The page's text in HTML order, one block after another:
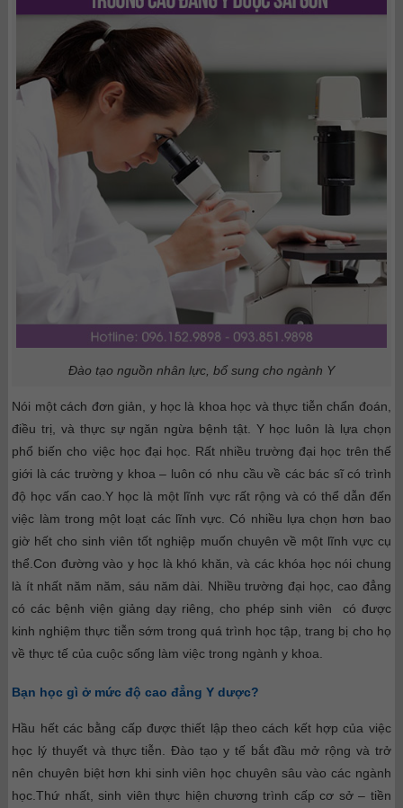
Đào tạo nguồn nhân lực, bổ sung cho ngành Y
Nói một cách đơn giản, y học là khoa học và thực tiễn chẩn đoán,
điều trị, và thực sự ngăn ngừa bệnh tật. Y học luôn là lựa chọn
phổ biến cho việc học đại học. Rất nhiều trường đại học trên thế
giới là các trường y khoa – luôn có nhu cầu về các bác sĩ có trình
độ học vấn cao.Y học là một lĩnh vực rất rộng và có thể dẫn đến
việc làm trong một loạt các lĩnh vực. Có nhiều lựa chọn hơn bao
giờ hết cho sinh viên tốt nghiệp muốn chuyên về một lĩnh vực cụ
thể.Con đường vào y học là khó khăn, và các khóa học nói chung
là ít nhất năm năm, sáu năm dài. Nhiều trường đại học, cao đẳng
có các bệnh viện giảng dạy riêng, cho phép sinh viên có được
kinh nghiệm thực tiễn sớm trong quá trình học tập, trang bị cho họ
về thực tế của cuộc sống làm việc trong ngành y khoa.
Bạn học gì ở mức độ cao đẳng Y dược?
Hầu hết các bằng cấp được thiết lập theo cách kết hợp của việc
học lý thuyết và thực tiễn. Đào tạo y tế bắt đầu mở rộng và trở
nên chuyên biệt hơn khi sinh viên học chuyên sâu vào các ngành
học.Thứ nhất, sinh viên thực hiện chương trình cấp cơ sở – tiền